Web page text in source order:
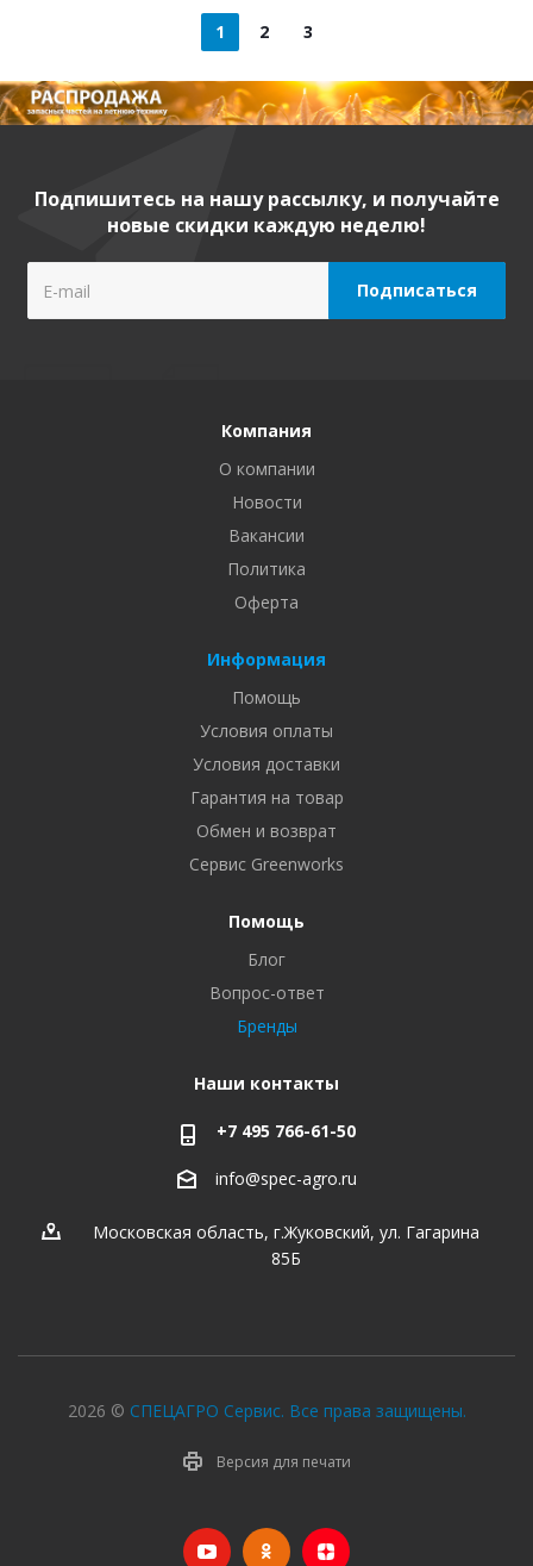
1 2 3
Подпишитесь на нашу рассылку, и получайте
новые скидки каждую неделю!
Компания
О компании
Новости
Вакансии
Политика
Оферта
Информация
Помощь
Условия оплаты
Условия доставки
Гарантия на товар
Обмен и возврат
Сервис Greenworks
Помощь
Блог
Вопрос-ответ
Бренды
Наши контакты
+7 495 766-61-50
info@spec-agro.ru
Московская область, г.Жуковский, ул. Гагарина
85Б
2026 © СПЕЦАГРО Сервис. Все права защищены.
Версия для печати